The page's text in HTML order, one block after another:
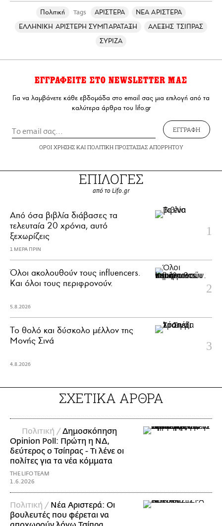
Πολιτική Tags ΑΡΙΣΤΕΡΑ
ΝΕΑ ΑΡΙΣΤΕΡΑ
ΕΛΛΗΝΙΚΗ ΑΡΙΣΤΕΡΗ ΣΥΜΠΑΡΑΤΑΞΗ
ΑΛΕΞΗΣ ΤΣΙΠΡΑΣ
ΣΥΡΙΖΑ
ΕΓΓΡΑΦΕΙΤΕ ΣΤΟ NEWSLETTER ΜΑΣ
Για να λαμβάνετε κάθε εβδομάδα στο email σας μια επιλογή από τα
καλύτερα άρθρα του lifo.gr
ΕΓΓΡΑΦΗ
ΟΡΟΙ ΧΡΗΣΗΣΚΑΙ ΠΟΛΙΤΙΚΗ ΠΡΟΣΤΑΣΙΑΣ ΑΠΟΡΡΗΤΟΥ
ΕΠΙΛΟΓΕΣ
από το Lifo.gr
Από όσα βιβλία διάβασες τα
τελευταία 20 χρόνια, αυτό
ξεχωρίζεις
1 ΜΕΡΑ ΠΡΙΝ
Όλοι ακολουθούν τους influencers.
Και όλοι τους περιφρονούν.
5.8.2026
Το θολό και δύσκολο μέλλον της
Μονής Σινά
4.8.2026
ΣΧΕΤΙΚΑ ΑΡΘΡΑ
Πολιτική / Δημοσκόπηση
Opinion Poll: Πρώτη η ΝΔ,
δεύτερος ο Τσίπρας - Τι λένε οι
πολίτες για τα νέα κόμματα
THE LIFO TEAM
1.6.2026
Πολιτική / Νέα Αριστερά: Οι
βουλευτές που φέρεται να